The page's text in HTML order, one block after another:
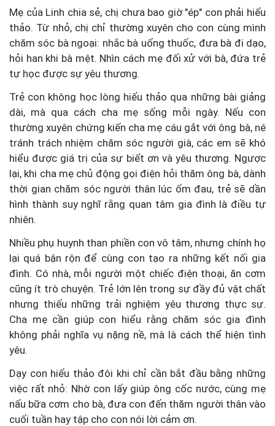
Mẹ của Linh chia sẻ, chị chưa bao giờ "ép" con phải hiếu
thảo. Từ nhỏ, chị chỉ thường xuyên cho con cùng mình
chăm sóc bà ngoại: nhắc bà uống thuốc, đưa bà đi dạo,
hỏi han khi bà mệt. Nhìn cách mẹ đối xử với bà, đứa trẻ
tự học được sự yêu thương.
Trẻ con không học lòng hiếu thảo qua những bài giảng
dài, mà qua cách cha mẹ sống mỗi ngày. Nếu con
thường xuyên chứng kiến cha mẹ cáu gắt với ông bà, né
tránh trách nhiệm chăm sóc người già, các em sẽ khó
hiểu được giá trị của sự biết ơn và yêu thương. Ngược
lại, khi cha mẹ chủ động gọi điện hỏi thăm ông bà, dành
thời gian chăm sóc người thân lúc ốm đau, trẻ sẽ dần
hình thành suy nghĩ rằng quan tâm gia đình là điều tự
nhiên.
Nhiều phụ huynh than phiền con vô tâm, nhưng chính họ
lại quá bận rộn để cùng con tạo ra những kết nối gia
đình. Có nhà, mỗi người một chiếc điện thoại, ăn cơm
cũng ít trò chuyện. Trẻ lớn lên trong sự đầy đủ vật chất
nhưng thiếu những trải nghiệm yêu thương thực sự.
Cha mẹ cần giúp con hiểu rằng chăm sóc gia đình
không phải nghĩa vụ nặng nề, mà là cách thể hiện tình
yêu.
Dạy con hiếu thảo đôi khi chỉ cần bắt đầu bằng những
việc rất nhỏ: Nhờ con lấy giúp ông cốc nước, cùng mẹ
nấu bữa cơm cho bà, đưa con đến thăm người thân vào
cuối tuần hay tập cho con nói lời cảm ơn.